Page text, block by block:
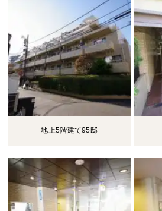
地上5階建て95邸